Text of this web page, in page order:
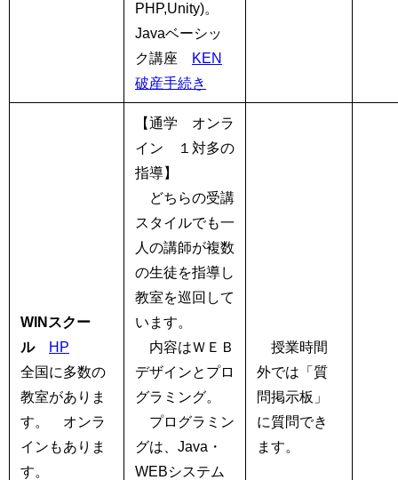
PHP,Unity)。
Javaベーシッ
ク講座
KEN
破産手続き
WINスクー
ル
HP
全国に多数の
教室がありま
す。 オンラ
インもありま
す。
【通学 オンラ
イン １対多の
指導】
どちらの受講
スタイルでも一
人の講師が複数
の生徒を指導し
教室を巡回して
います。
内容はＷＥＢ
デザインとプロ
グラミング。
プログラミン
グは、Java・
WEBシステム
授業時間
外では「質
問掲示板」
に質問でき
ます。